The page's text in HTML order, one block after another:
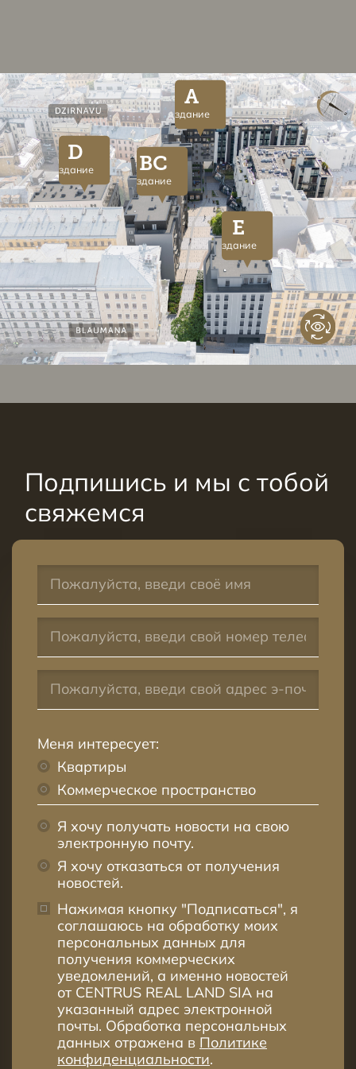
A
здание
BC
здание
D
здание
E
здание
Подпишись и мы с тобой
свяжемся
Меня интересует:
Квартиры
Коммерческое пространство
Я хочу получать новости на свою
электронную почту.
Я хочу отказаться от получения
новостей.
Нажимая кнопку "Подписаться", я
соглашаюсь на обработку моих
персональных данных для
получения коммерческих
уведомлений, а именно новостей
от CENTRUS REAL LAND SIA на
указанный адрес электронной
почты. Обработка персональных
данных отражена в Политике
конфиденциальности.